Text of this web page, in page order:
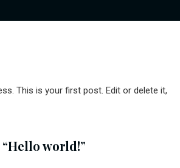
This is your first post. Edit or delete it,
Hello world!”